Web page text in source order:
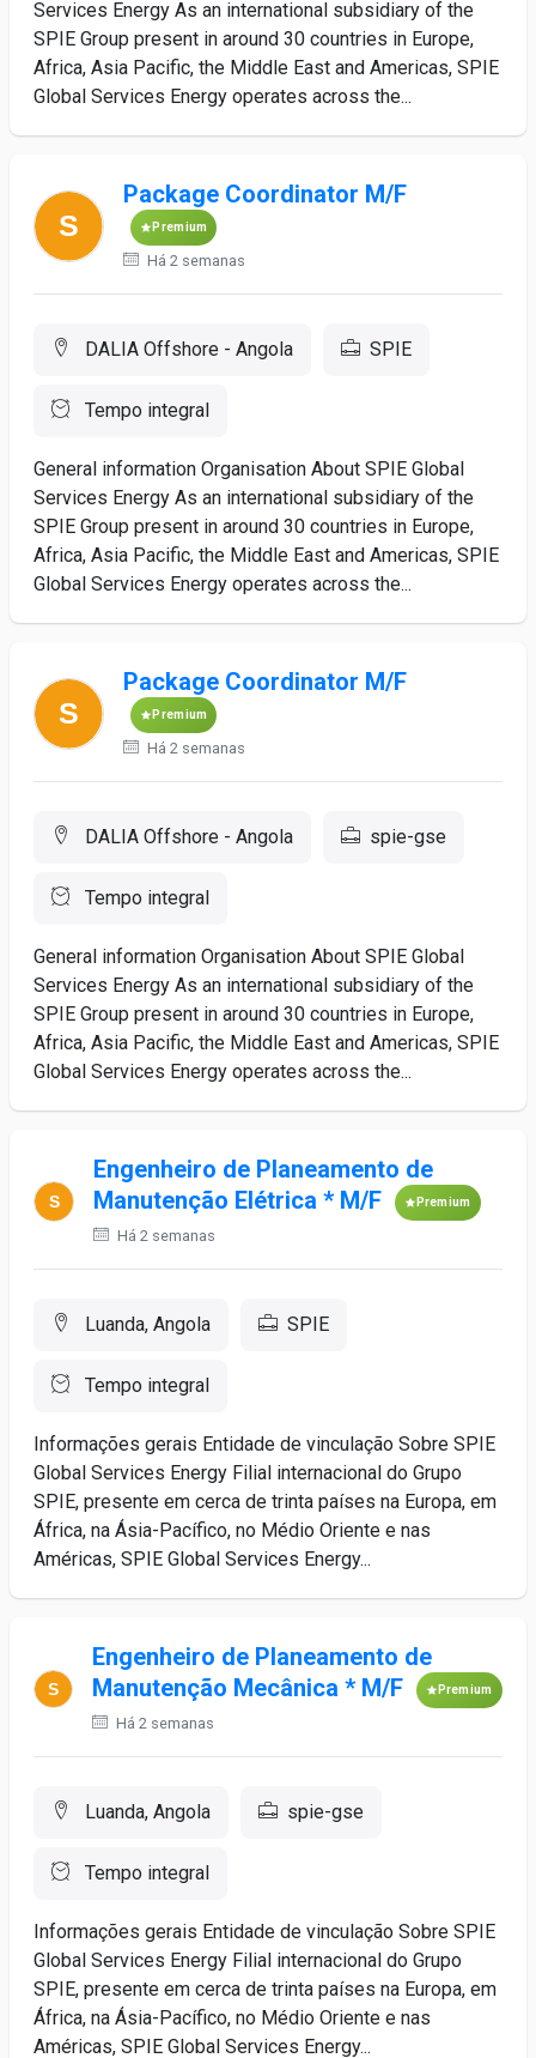
Services Energy As an international subsidiary of the
SPIE Group present in around 30 countries in Europe,
Africa, Asia Pacific, the Middle East and Americas, SPIE
Global Services Energy operates across the...
Package Coordinator M/F
Premium
Há 2 semanas
DALIA Offshore - Angola SPIE
Tempo integral
General information Organisation About SPIE Global
Services Energy As an international subsidiary of the
SPIE Group present in around 30 countries in Europe,
Africa, Asia Pacific, the Middle East and Americas, SPIE
Global Services Energy operates across the...
Package Coordinator M/F
Premium
Há 2 semanas
DALIA Offshore - Angola spie-gse
Tempo integral
General information Organisation About SPIE Global
Services Energy As an international subsidiary of the
SPIE Group present in around 30 countries in Europe,
Africa, Asia Pacific, the Middle East and Americas, SPIE
Global Services Energy operates across the...
Engenheiro de Planeamento de
Manutenção Elétrica * M/F
Premium
Há 2 semanas
Luanda, Angola SPIE
Tempo integral
Informações gerais Entidade de vinculação Sobre SPIE
Global Services Energy Filial internacional do Grupo
SPIE, presente em cerca de trinta países na Europa, em
África, na Ásia-Pacífico, no Médio Oriente e nas
Américas, SPIE Global Services Energy...
Engenheiro de Planeamento de
Manutenção Mecânica * M/F
Premium
Há 2 semanas
Luanda, Angola spie-gse
Tempo integral
Informações gerais Entidade de vinculação Sobre SPIE
Global Services Energy Filial internacional do Grupo
SPIE, presente em cerca de trinta países na Europa, em
África, na Ásia-Pacífico, no Médio Oriente e nas
Américas, SPIE Global Services Energy...